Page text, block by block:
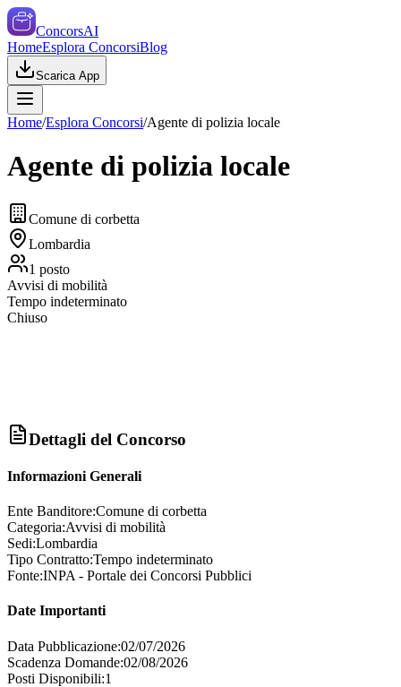
ConcorsAI
HomeEsplora ConcorsiBlog
Scarica App
Home/Esplora Concorsi/Agente di polizia locale
Agente di polizia locale
Comune di corbetta
Lombardia
1 posto
Avvisi di mobilità
Tempo indeterminato
Chiuso
Dettagli del Concorso
Informazioni Generali
Ente Banditore:Comune di corbetta
Categoria:Avvisi di mobilità
Sedi:Lombardia
Tipo Contratto:Tempo indeterminato
Fonte:INPA - Portale dei Concorsi Pubblici
Date Importanti
Data Pubblicazione:02/07/2026
Scadenza Domande:02/08/2026
Posti Disponibili:1